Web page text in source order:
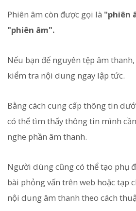
Phiên âm còn được gọi là "phiên
"phiên âm".
Nếu bạn để nguyên tệp âm
kiểm tra nội dung ngay lập tức.
Bằng cách cung cấp thông tin
có thể tìm thấy thông tin mình
nghe phần âm thanh.
Người dùng cũng có thể tạo phụ
bài phỏng vấn trên web hoặc tạp
nội dung âm thanh theo cách